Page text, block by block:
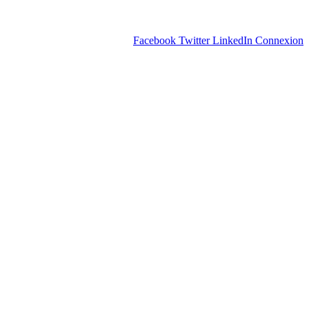
Facebook Twitter LinkedIn Connexion